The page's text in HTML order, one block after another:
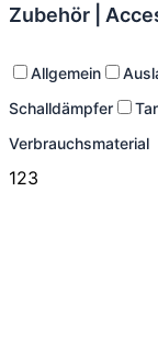
Zubehör |
Allgemein
Schalldämpfer
Verbrauchsmaterial
123